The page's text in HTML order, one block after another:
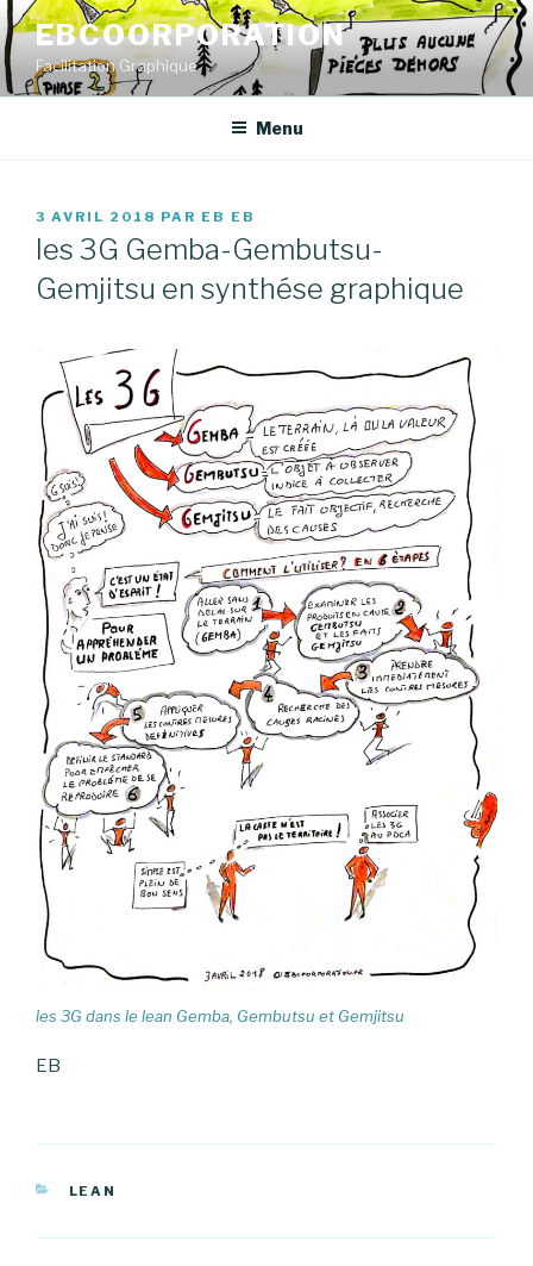
Aller
au
contenu
principal
EBCOORPORATION
Facilitation Graphique
Menu
PUBLIÉ
LE
3 AVRIL 2018 PAR EB EB
les 3G Gemba-Gembutsu-
Gemjitsu en synthése graphique
les 3G dans le lean Gemba, Gembutsu et Gemjitsu
EB
CATÉGORIES
LEAN